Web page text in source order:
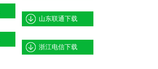
山东联通下载
浙江电信下载